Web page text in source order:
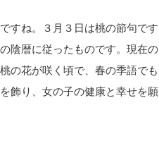
すね。３月３日は桃の節句です
陰暦に従ったものです。現在の
の花が咲く頃で、春の季語でも
飾り、女の子の健康と幸せを願